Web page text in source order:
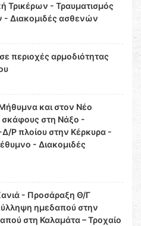
Τρικέρων - Τραυματισμός
Διακομιδές ασθενών
περιοχές αρμοδιότητας
και στον Νέο
στη Νάξο -
Ρ πλοίου στην Κέρκυρα -
- Διακομιδές
- Προσάραξη Θ/Γ
ημεδαπού στην
στη Καλαμάτα – Τροχαίο